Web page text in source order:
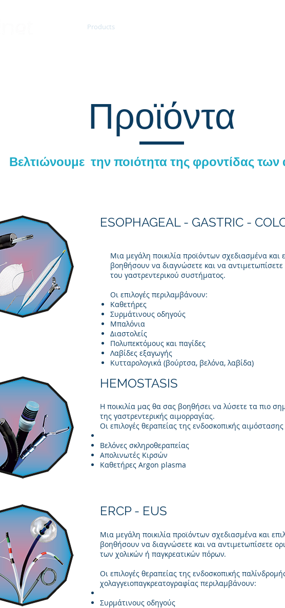
Products
SUPPLIES
Προϊόντα
Βελτιώνουμε την ποιότητα της φροντίδας
ESOPHAGEAL - GASTRIC -
Μια μεγάλη ποικιλία προϊόντων σχεδιασμένα και
βοηθήσουν να διαγνώσετε και να
του γαστρεντερικού συστήματος.
Οι επιλογές περιλαμβάνουν:
Καθετήρες
Συρμάτινους οδηγούς
Μπαλόνια
Διαστολείς
Πολυπεκτόμους και παγίδες
Λαβίδες εξαγωγής
Κυτταρολογικά (βούρτσα, βελόνα, λαβίδα)
HEMOSTASIS
Η ποικιλία μας θα σας βοηθήσει να λύσετε τα πιο
της γαστρεντερικής αιμορραγίας.
Οι επιλογές θεραπείας της ενδοσκοπικής
Βελόνες σκληροθεραπείας
Απολινωτές Κιρσών
Καθετήρες Argon plasma
ERCP - EUS
Μια μεγάλη ποικιλία προϊόντων σχεδιασμένα και
βοηθήσουν να διαγνώσετε και να αντιμετωπίσετε
των χολικών ή παγκρεατικών πόρων.
Οι επιλογές θεραπείας της ενδοσκοπικής
χολαγγειοπαγκρεατογραφίας περιλαμβάνουν:
Συρμάτινους οδηγούς